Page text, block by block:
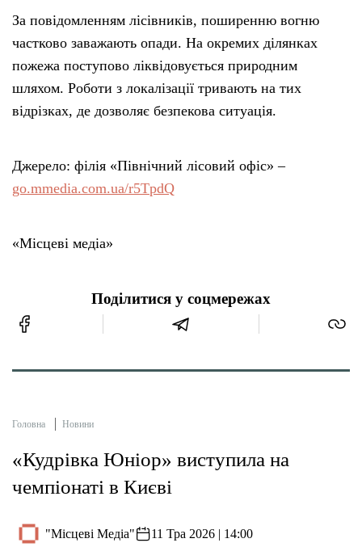
За повідомленням лісівників, поширенню вогню
частково заважають опади. На окремих ділянках
пожежа поступово ліквідовується природним
шляхом. Роботи з локалізації тривають на тих
відрізках, де дозволяє безпекова ситуація.
Джерело: філія «Північний лісовий офіс» –
go.mmedia.com.ua/r5TpdQ
«Місцеві медіа»
Поділитися у соцмережах
Головна Новини
«Кудрівка Юніор» виступила на
чемпіонаті в Києві
"Місцеві Медіа" 11 Тра 2026 | 14:00